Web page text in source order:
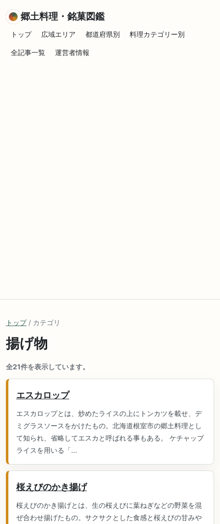
郷土料理・銘菓図鑑
トップ 広域エリア 都道府県別 料理カテゴリー別
全記事一覧 運営者情報
トップ/ カテゴリ
揚げ物
全21件を表示しています。
エスカロップ
エスカロップとは、炒めたライスの上にトンカツを載せ、デ
ミグラスソースをかけたもの。北海道根室市の郷土料理とし
て知られ、省略してエスカと呼ばれる事もある。 ケチャップ
ライスを用いる「...
桜えびのかき揚げ
桜えびのかき揚げとは、生の桜えびに葉ねぎなどの野菜を混
ぜ合わせ揚げたもの。サクサクとした食感と桜えびの甘みや